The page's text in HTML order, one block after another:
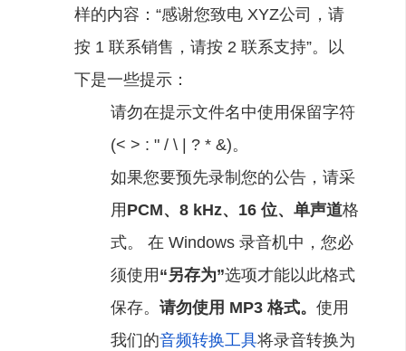
样的内容：“感谢您致电 XYZ公司，请
按 1 联系销售，请按 2 联系支持”。以
下是一些提示：
请勿在提示文件名中使用保留字符
(< > : " / \ | ? * &)。
如果您要预先录制您的公告，请采
用 PCM、8 kHz、16 位、单声道格
式。
在 Windows 录音机中，您必
须使用 “另存为”选项才能以此格式
保存。 请勿使用 MP3 格式。 使用
我们的音频转换工具将录音转换为